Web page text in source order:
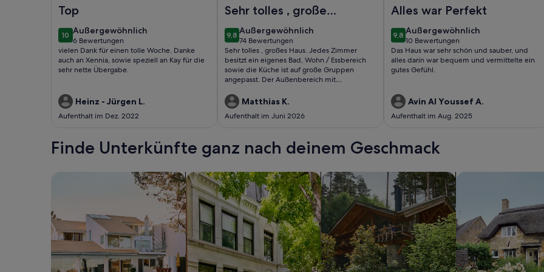
Top
1010 von 10
Außergewöhnlich
außergewöhnlich
6 Bewertungen
(6
bewertungen)
vielen Dank für einen tolle Woche. Danke
auch an Xennia, sowie speziell an Kay für die
sehr nette Übergabe.
Heinz - Jürgen L.
Aufenthalt im Dez. 2022
Sehr tolles , großes
Haus. Jedes Zimmer
besitzt ein eigenes
Bad, Wohn /
Essberei ...
9,89,8 von 10
Außergewöhnlich
außergewöhnlich
74 Bewertungen
(74
bewertungen)
Sehr tolles , großes Haus. Jedes Zimmer
besitzt ein eigenes Bad, Wohn / Essbereich
sowie die Küche ist auf große Gruppen
angepasst. Der Außenbereich mit
, Trampolin und diversen Sitzgelegenheiten
ein Traum
Matthias K.
Aufenthalt im Juni 2026
Alles war Perfekt
9,89,8 von 10
Außergewöhnlich
außergewöhnlich
10 Bewertungen
(10
bewertungen)
Das Haus war sehr schön und sauber, und
alles darin war bequem und vermittelte ein
gutes Gefühl.
Avin Al Youssef A.
Aufenthalt im Aug. 2025
Finde Unterkünfte ganz nach deinem Geschmack
Suche nach Ferienhäusern Suche nach Ferienwohnungen oder Apartments
Suche nach Ferienhütten Suche nach